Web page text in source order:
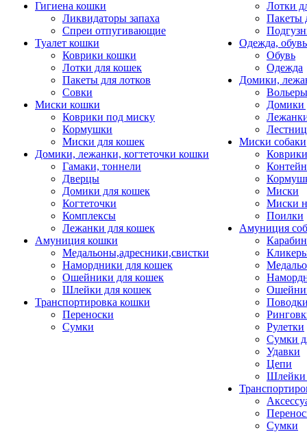
Гигиена кошки
Ликвидаторы запаха
Спреи отпугивающие
Туалет кошки
Коврики кошки
Лотки для кошек
Пакеты для лотков
Совки
Миски кошки
Коврики под миску
Кормушки
Миски для кошек
Домики, лежанки, когтеточки кошки
Гамаки, тоннели
Дверцы
Домики для кошек
Когтеточки
Комплексы
Лежанки для кошек
Амуниция кошки
Медальоны,адресники,свистки
Намордники для кошек
Ошейники для кошек
Шлейки для кошек
Транспортировка кошки
Переноски
Сумки
Лотки
Пакеты
Одежда, обувь
Обувь
Одежда
Домики,
Домики
Миски собаки
Миски
Миски
Поилки
Амуниция
Рулетки
Сумки
Удавки
Цепи
Шлейки
Сумки